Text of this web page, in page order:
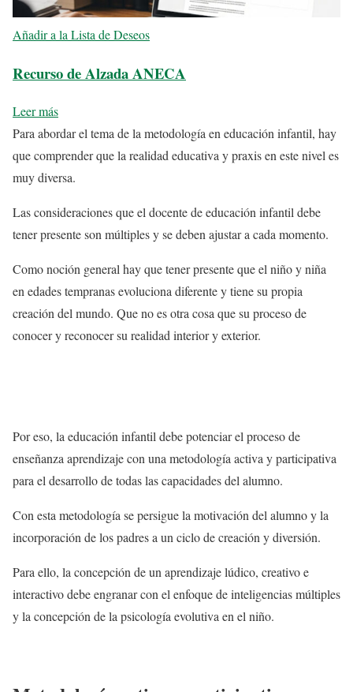
Añadir a la Lista de Deseos
Recurso de Alzada ANECA
Leer más
Para abordar el tema de la metodología en educación infantil, hay
que comprender que la realidad educativa y praxis en este nivel es
muy diversa.
Las consideraciones que el docente de educación infantil debe
tener presente son múltiples y se deben ajustar a cada momento.
Como noción general hay que tener presente que el niño y niña
en edades tempranas evoluciona diferente y tiene su propia
creación del mundo. Que no es otra cosa que su proceso de
conocer y reconocer su realidad interior y exterior.
Por eso, la educación infantil debe potenciar el proceso de
enseñanza aprendizaje con una metodología activa y participativa
para el desarrollo de todas las capacidades del alumno.
Con esta metodología se persigue la motivación del alumno y la
incorporación de los padres a un ciclo de creación y diversión.
Para ello, la concepción de un aprendizaje lúdico, creativo e
interactivo debe engranar con el enfoque de inteligencias múltiples
y la concepción de la psicología evolutiva en el niño.